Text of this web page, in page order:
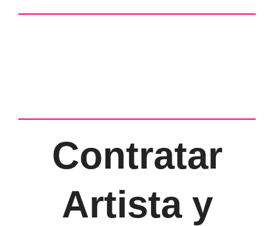
Contratar
Artista y